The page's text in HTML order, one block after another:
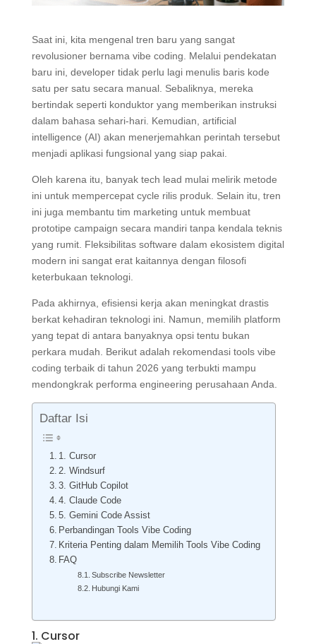
Saat ini, kita mengenal tren baru yang sangat
revolusioner bernama vibe coding. Melalui pendekatan
baru ini, developer tidak perlu lagi menulis baris kode
satu per satu secara manual. Sebaliknya, mereka
bertindak seperti konduktor yang memberikan instruksi
dalam bahasa sehari-hari. Kemudian, artificial
intelligence (AI) akan menerjemahkan perintah tersebut
menjadi aplikasi fungsional yang siap pakai.
Oleh karena itu, banyak tech lead mulai melirik metode
ini untuk mempercepat cycle rilis produk. Selain itu, tren
ini juga membantu tim marketing untuk membuat
prototipe campaign secara mandiri tanpa kendala teknis
yang rumit. Fleksibilitas software dalam ekosistem digital
modern ini sangat erat kaitannya dengan filosofi
keterbukaan teknologi.
Pada akhirnya, efisiensi kerja akan meningkat drastis
berkat kehadiran teknologi ini. Namun, memilih platform
yang tepat di antara banyaknya opsi tentu bukan
perkara mudah. Berikut adalah rekomendasi tools vibe
coding terbaik di tahun 2026 yang terbukti mampu
mendongkrak performa engineering perusahaan Anda.
Daftar Isi
1. Cursor
2. Windsurf
3. GitHub Copilot
4. Claude Code
5. Gemini Code Assist
Perbandingan Tools Vibe Coding
Kriteria Penting dalam Memilih Tools Vibe Coding
FAQ
Subscribe Newsletter
Hubungi Kami
1. Cursor